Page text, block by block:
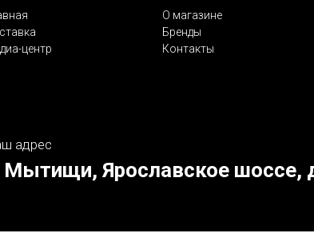
О магазине
Бренды
центр
Контакты
адрес
Мытищи, Ярославское шоссе,